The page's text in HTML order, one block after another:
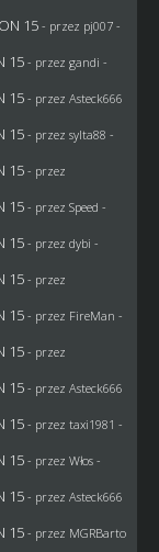
15 - przez pj007-
15 - przez gandi -
15 - przez Asteck666
15 - przez sylta88 -
15 - przez
15 - przez Speed -
15 - przez dybi -
15 - przez
15 - przez FireMan -
15 - przez
15 - przez Asteck666
15 - przez taxi1981 -
15 - przez Włos-
15 - przez Asteck666
15 - przez MGRBarto